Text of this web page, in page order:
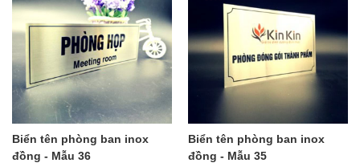
Biển tên phòng ban inox
đồng - Mẫu 36
Biển tên phòng ban inox
đồng - Mẫu 35